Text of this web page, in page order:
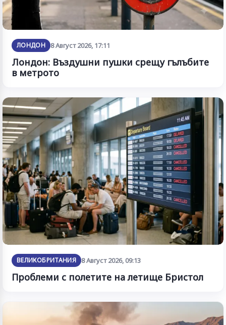
ЛОНДОН 8 Август 2026, 17:11
Лондон: Въздушни пушки срещу гълъбите
в метрото
ВЕЛИКОБРИТАНИЯ 8 Август 2026, 09:13
Проблеми с полетите на летище Бристол